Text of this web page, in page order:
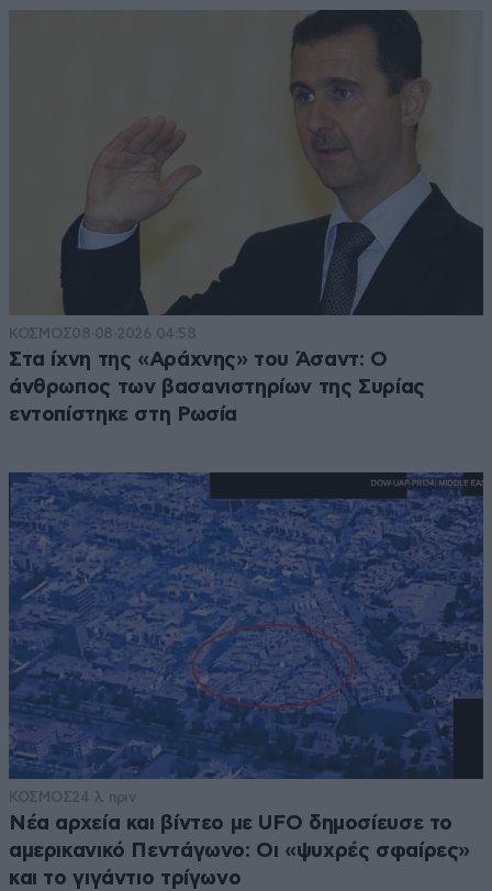
ΚΟΣΜΟΣ08·08·2026 04:58
Στα ίχνη της «Αράχνης» του Άσαντ: Ο
άνθρωπος των βασανιστηρίων της Συρίας
εντοπίστηκε στη Ρωσία
ΚΟΣΜΟΣ24 λ. πριν
Νέα αρχεία και βίντεο με UFO δημοσίευσε το
αμερικανικό Πεντάγωνο: Οι «ψυχρές σφαίρες»
και το γιγάντιο τρίγωνο